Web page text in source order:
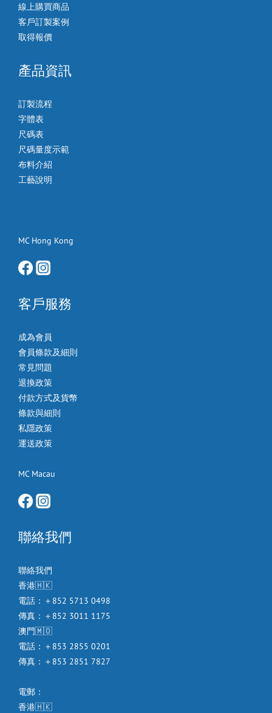
線上購買商品
客戶訂製案例
取得報價
產品資訊
訂製流程
字體表
尺碼表
尺碼量度示範
布料介紹
工藝說明
MC Hong Kong
客戶服務
成為會員
會員條款及細則
常見問題
退換政策
付款方式及貨幣
條款與細則
私隱政策
運送政策
MC Macau
聯絡我們
聯絡我們
香港🇭🇰
電話：＋852 5713 0498
傳真：＋852 3011 1175
澳門🇲🇴
電話：＋853 2855 0201
傳真：＋853 2851 7827
電郵：
香港🇭🇰